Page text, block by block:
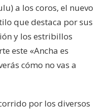
a los coros, el nuevo
que destaca por sus
y los estribillos
este «Ancha es
cómo no vas a
por los diversos